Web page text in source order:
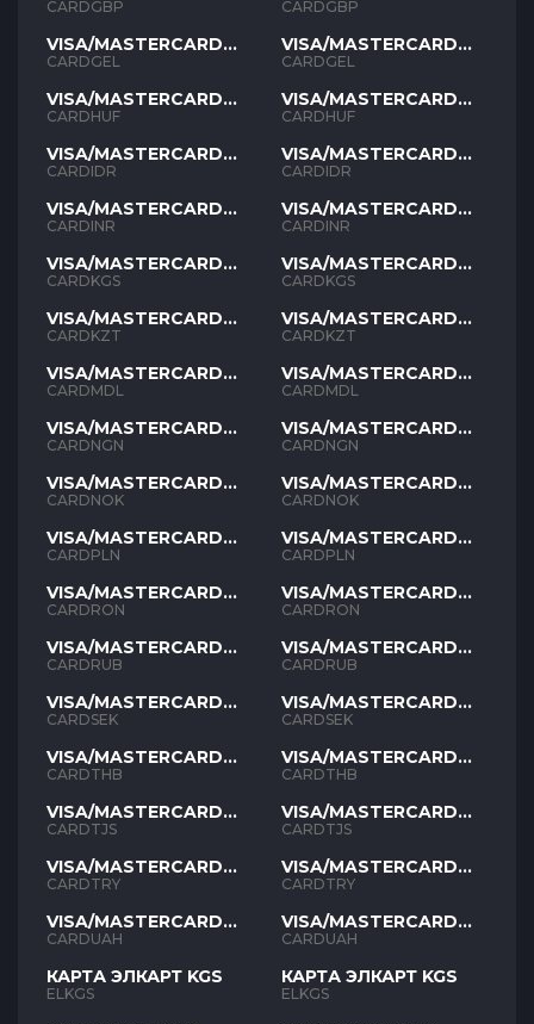
GBP
CARDGBP
VISA/MASTERCARD
GEL
CARDGEL
VISA/MASTERCARD
HUF
CARDHUF
VISA/MASTERCARD
IDR
CARDIDR
VISA/MASTERCARD
INR
CARDINR
VISA/MASTERCARD
KGS
CARDKGS
VISA/MASTERCARD
KZT
CARDKZT
VISA/MASTERCARD
MDL
CARDMDL
VISA/MASTERCARD
NGN
CARDNGN
VISA/MASTERCARD
NOK
CARDNOK
VISA/MASTERCARD
PLN
CARDPLN
VISA/MASTERCARD
RON
CARDRON
VISA/MASTERCARD
RUB
CARDRUB
VISA/MASTERCARD
SEK
CARDSEK
VISA/MASTERCARD
THB
CARDTHB
VISA/MASTERCARD
TJS
CARDTJS
VISA/MASTERCARD
TYR
CARDTRY
VISA/MASTERCARD
UAH
CARDUAH
КАРТА ЭЛКАРТ KGS
ELKGS
GBP
CARDGBP
VISA/MASTERCARD
GEL
CARDGEL
VISA/MASTERCARD
HUF
CARDHUF
VISA/MASTERCARD
IDR
CARDIDR
VISA/MASTERCARD
INR
CARDINR
VISA/MASTERCARD
KGS
CARDKGS
VISA/MASTERCARD
KZT
CARDKZT
VISA/MASTERCARD
MDL
CARDMDL
VISA/MASTERCARD
NGN
CARDNGN
VISA/MASTERCARD
NOK
CARDNOK
VISA/MASTERCARD
PLN
CARDPLN
VISA/MASTERCARD
RON
CARDRON
VISA/MASTERCARD
RUB
CARDRUB
VISA/MASTERCARD
SEK
CARDSEK
VISA/MASTERCARD
THB
CARDTHB
VISA/MASTERCARD
TJS
CARDTJS
VISA/MASTERCARD
TYR
CARDTRY
VISA/MASTERCARD
UAH
CARDUAH
КАРТА ЭЛКАРТ KGS
ELKGS